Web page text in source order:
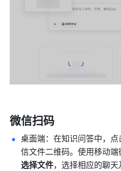
微信扫码
桌面端：在知识问答中，
选择文件，选择相应的聊